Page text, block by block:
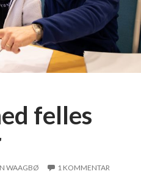
felles
WAAGBØ 1 KOMMENTAR